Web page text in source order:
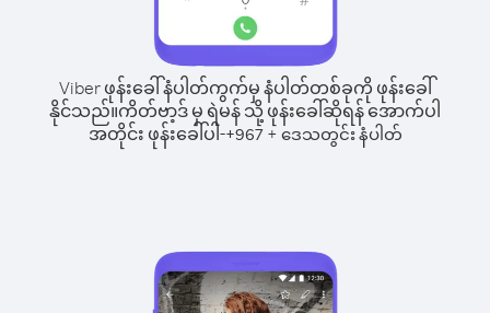
Viber ဖုန်းခေါ်နံပါတ်ကွက်မှ နံပါတ်တစ်ခုကို ဖုန်းခေါ်
နိုင်သည်။ကိတ်ဗာ့ဒ် မှ ရဲမန် သို့ ဖုန်းခေါ်ဆိုရန် အောက်ပါ
အတိုင်း ဖုန်းခေါ်ပါ-+967+ ဒေသတွင်း နံပါတ်